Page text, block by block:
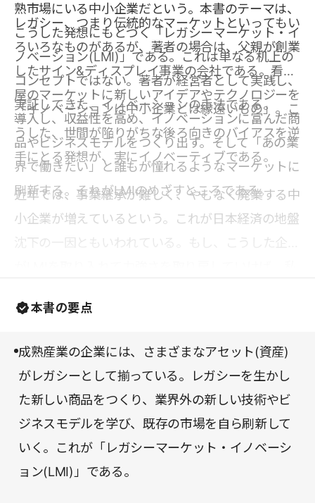
熟市場にいる中小企業だという。本書のテーマは、
こうした発想にもとづく「レガシーマーケット・イ
ノベーション(LMI)」である。これは単なる机上の
コンセプトではない。著者が経営者として実践し、
実証してきた、イノベーションの手法である。
レガシー、つまり伝統的なマーケットといってもい
ろいろなものがあるが、著者の場合は、父親が創業
したサイン&ディスプレイ事業の会社である。看板
屋のマーケットに新しいアイデアやテクノロジーを
導入し、収益性を高め、イノベーションに富んだ商
品やビジネスモデルをつくり出す。そして「あの業
界で働きたい」と誰もが憧れるようなマーケットに
刷新する。それがLMIのめざすところである。
「イノベーションは中小企業とは縁遠いもの」。こ
うした、世間が陥りがちな後ろ向きのバイアスを逆
手にとる発想が、実にイノベーティブである。
近年では、事業継承が難しく、やむなく廃業する中
小企業が増えているという。これが日本経済の地盤
沈下の一因ともいわれている。もし、こうした企業
か。そう思わずにはいられない。成熟産業の企業を
現するための戦略を学ぶうえで、本書は格好の一冊
本書の要点
成熟産業の企業には、さまざまなアセット(資産)
がレガシーとして揃っている。レガシーを生かし
た新しい商品をつくり、業界外の新しい技術やビ
ジネスモデルを学び、既存の市場を自ら刷新して
いく。これが「レガシーマーケット・イノベーシ
ョン(LMI)」である。